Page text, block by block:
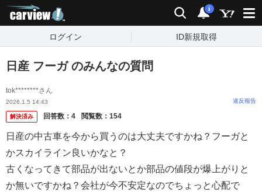
検索 通知
i
ログイン ID新規取得
日産 フーガ のみんなの質問
tok********さん
2026.1.5 14:43 違反報告
解決済み 回答数： 4 閲覧数： 154
日産の中古車を今から買うのは大丈夫ですかね？フーガと
かスカイライン良いかなと？
古くなってきて部品が出ないとか部品の値段が爆上がりと
か無いですかね？会社が今不安定なのでちょっと心配で